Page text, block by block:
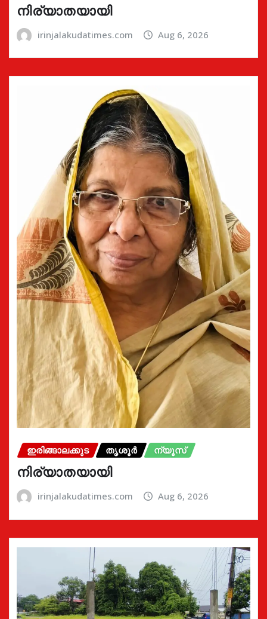
നിര്യാതയായി
irinjalakudatimes.com Aug 6, 2026
ഇരിങ്ങാലക്കുട തൃശൂർ ന്യൂസ്
നിര്യാതയായി
irinjalakudatimes.com Aug 6, 2026